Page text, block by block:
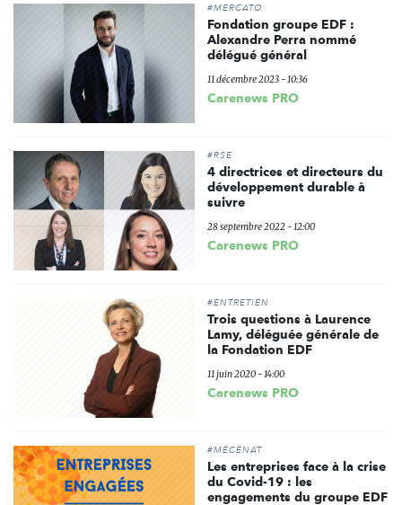
#MERCATO
Fondation groupe EDF :
Alexandre Perra nommé
délégué général
11 décembre 2023 - 10:36
Carenews PRO
#RSE
4 directrices et directeurs du
développement durable à
suivre
28 septembre 2022 - 12:00
Carenews PRO
#ENTRETIEN
Trois questions à Laurence
Lamy, déléguée générale de
la Fondation EDF
11 juin 2020 - 14:00
Carenews PRO
#MÉCÉNAT
Les entreprises face à la crise
du Covid-19 : les
engagements du groupe EDF